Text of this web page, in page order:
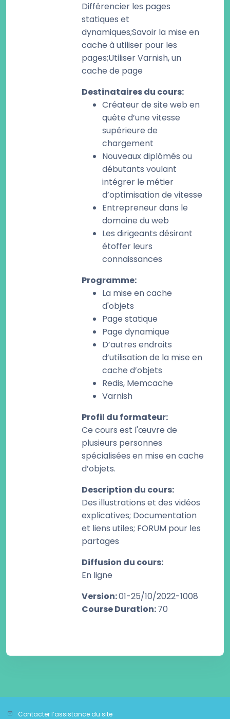
Différencier les pages
statiques et
dynamiques;Savoir la mise en
cache à utiliser pour les
pages;Utiliser Varnish, un
cache de page
Destinataires du cours:
Créateur de site web en
quête d’une vitesse
supérieure de
chargement
Nouveaux diplômés ou
débutants voulant
intégrer le métier
d’optimisation de vitesse
Entrepreneur dans le
domaine du web
Les dirigeants désirant
étoffer leurs
connaissances
Programme:
La mise en cache
d'objets
Page statique
Page dynamique
D’autres endroits
d’utilisation de la mise en
cache d’objets
Redis, Memcache
Varnish
Profil du formateur:
Ce cours est l'œuvre de
plusieurs personnes
spécialisées en mise en cache
d’objets.
Description du cours:
Des illustrations et des vidéos
explicatives; Documentation
et liens utiles; FORUM pour les
partages
Diffusion du cours:
En ligne
Version:01-25/10/2022-1008
Course Duration:70
Contacter l’assistance du site